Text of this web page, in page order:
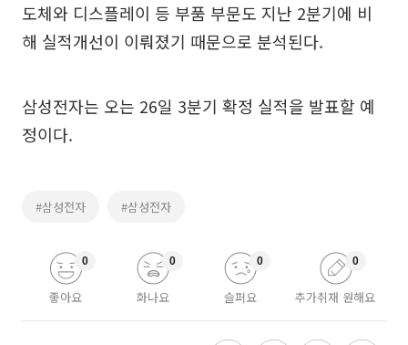
도체와 디스플레이 등 부품 부문도 지난 2분기에 비
해 실적개선이 이뤄졌기 때문으로 분석된다.
삼성전자는 오는 26일 3분기 확정 실적을 발표할 예
정이다.
#삼성전자 #삼성전자
좋아요
0
화나요
0
슬퍼요
0
추가취재 원해요
0